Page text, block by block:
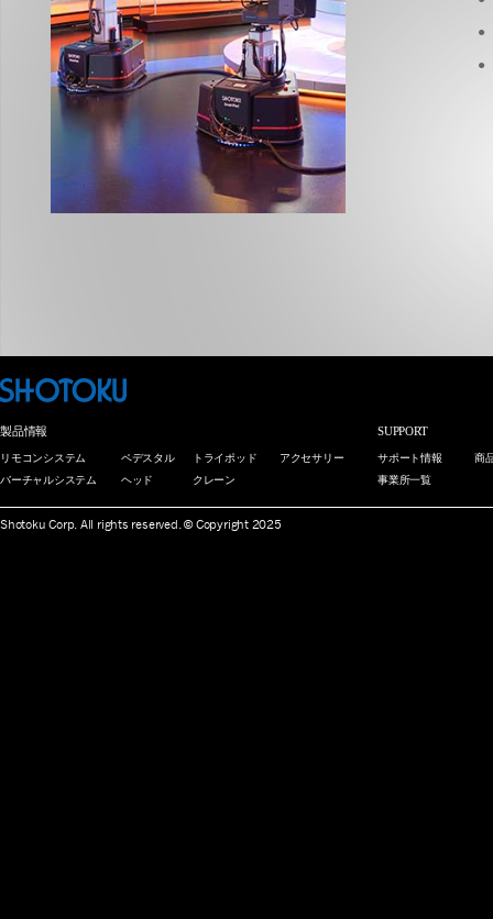
●
●
製品情報
リモコンシステム
バーチャルシステム
ペデスタル
ヘッド
トライポッド
クレーン
アクセサリー
SUPPORT
サポート情報
事業所一覧
商
Shotoku Corp. All rights reserved. © Copyright 2025